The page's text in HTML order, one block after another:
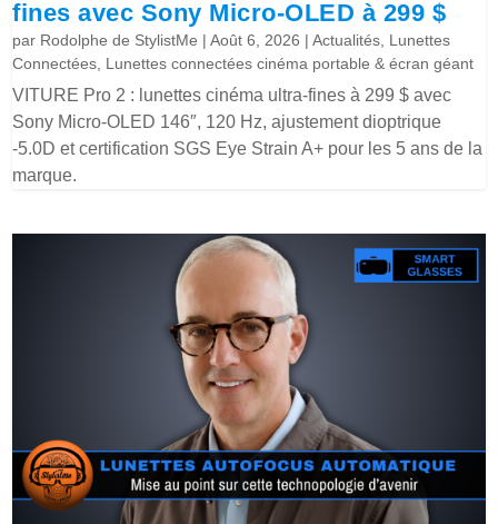
fines avec Sony Micro-OLED à 299 $
par Rodolphe de StylistMe |Août 6, 2026 |Actualités Lunettes
Connectées Lunettes connectées cinéma portable & écran géant
VITURE Pro 2 : lunettes cinéma ultra-fines à 299 $ avec
Sony Micro-OLED 146″, 120 Hz, ajustement dioptrique
-5.0D et certification SGS Eye Strain A+ pour les 5 ans de la
marque.